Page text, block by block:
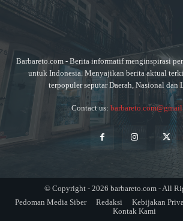
Barbareto.com - Berita informatif menginspirasi
untuk Indonesia. Menyajikan berita aktual
terpopuler seputar Daerah, Nasional dan
Contact us:
© Copyright - 2026 barbareto.com - All
Pedoman Media Siber
Redaksi Kebijakan
Kontak Kami